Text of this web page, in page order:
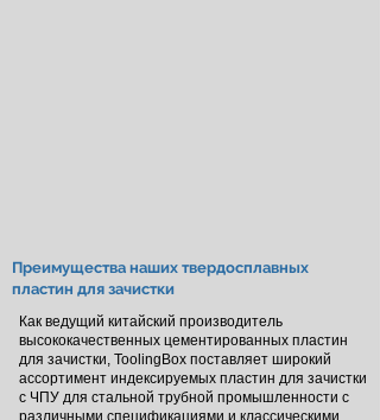
Преимущества наших твердосплавных
пластин для зачистки
Как ведущий китайский производитель
высококачественных цементированных пластин
для зачистки, ToolingBox поставляет широкий
ассортимент индексируемых пластин для зачистки
с ЧПУ для стальной трубной промышленности с
различными спецификациями и классическими